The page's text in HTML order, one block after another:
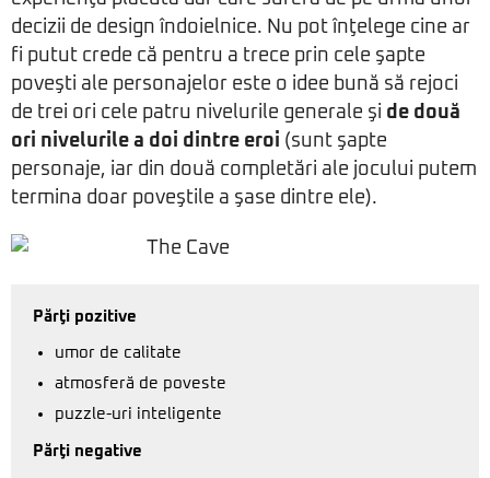
decizii de design îndoielnice. Nu pot înţelege cine ar
fi putut crede că pentru a trece prin cele şapte
poveşti ale personajelor este o idee bună să rejoci
de trei ori cele patru nivelurile generale şi de două
ori nivelurile a doi dintre eroi (sunt şapte
personaje, iar din două completări ale jocului putem
termina doar poveştile a şase dintre ele).
Părţi pozitive
umor de calitate
atmosferă de poveste
puzzle-uri inteligente
Părţi negative